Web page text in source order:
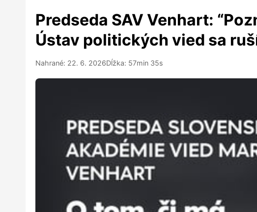
Predseda SAV Venhart:
Ústav politických vied sa
Nahrané: 22. 6. 2026Dĺžka: 57min 35s